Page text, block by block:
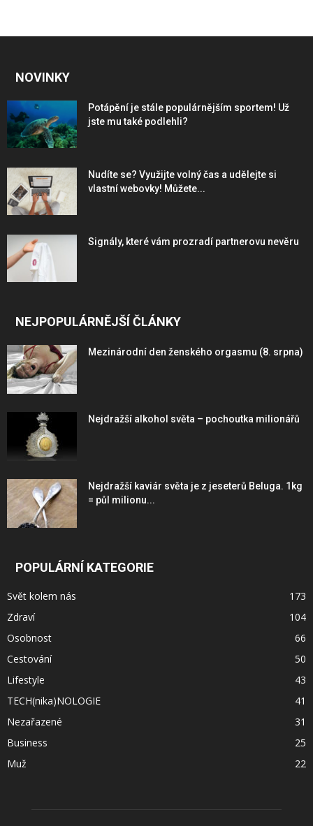
NOVINKY
Potápění je stále populárnějším sportem! Už
jste mu také podlehli?
Nudíte se? Využijte volný čas a udělejte si
vlastní webovky! Můžete...
Signály, které vám prozradí partnerovu nevěru
NEJPOPULÁRNĚJŠÍ ČLÁNKY
Mezinárodní den ženského orgasmu (8. srpna)
Nejdražší alkohol světa – pochoutka milionářů
Nejdražší kaviár světa je z jeseterů Beluga. 1kg
= půl milionu...
POPULÁRNÍ KATEGORIE
Svět kolem nás
173
Zdraví
104
Osobnost
66
Cestování
50
Lifestyle
43
TECH(nika)NOLOGIE
41
Nezařazené
31
Business
25
Muž
22